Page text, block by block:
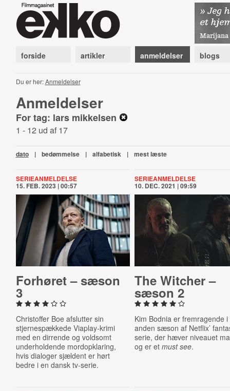
forside artikler anmeldelser blogs
Du er her:Anmeldelser
Anmeldelser
For tag: lars mikkelsen
1 - 12 ud af 17
dato | bedømmelse | alfabetisk | mest læste
SERIEANMELDELSE
15. FEB. 2023 | 00:57
Forhøret – sæson
3
Christoffer Boe afslutter sin
stjernespækkede Viaplay-krimi
med en dirrende og voldsomt
underholdende mordopklaring,
hvis dialoger sjældent er hørt
bedre i en dansk tv-serie.
SERIEANMELDELSE
10. DEC. 2021 | 09:59
The Witcher –
sæson 2
Kim Bodnia er fremragende i
anden sæson af Netflix’
serie, der hæver niveauet
og er etmust see.